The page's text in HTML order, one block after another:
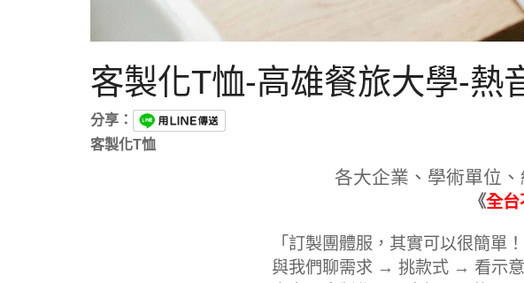
客製化T恤-高雄餐旅大學-熱
分享：
客製化T恤
各大企業、學術單位
《全台
「訂製團體服，其實可以很簡單！
與我們聊需求 → 挑款式 → 看示意